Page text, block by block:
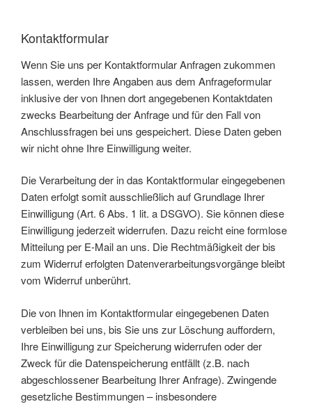
Kontaktformular
Wenn Sie uns per Kontaktformular Anfragen zukommen
lassen, werden Ihre Angaben aus dem Anfrageformular
inklusive der von Ihnen dort angegebenen Kontaktdaten
zwecks Bearbeitung der Anfrage und für den Fall von
Anschlussfragen bei uns gespeichert. Diese Daten geben
wir nicht ohne Ihre Einwilligung weiter.
Die Verarbeitung der in das Kontaktformular eingegebenen
Daten erfolgt somit ausschließlich auf Grundlage Ihrer
Einwilligung (Art. 6 Abs. 1 lit. a DSGVO). Sie können diese
Einwilligung jederzeit widerrufen. Dazu reicht eine formlose
Mitteilung per E-Mail an uns. Die Rechtmäßigkeit der bis
zum Widerruf erfolgten Datenverarbeitungsvorgänge bleibt
vom Widerruf unberührt.
Die von Ihnen im Kontaktformular eingegebenen Daten
verbleiben bei uns, bis Sie uns zur Löschung auffordern,
Ihre Einwilligung zur Speicherung widerrufen oder der
Zweck für die Datenspeicherung entfällt (z.B. nach
abgeschlossener Bearbeitung Ihrer Anfrage). Zwingende
gesetzliche Bestimmungen – insbesondere